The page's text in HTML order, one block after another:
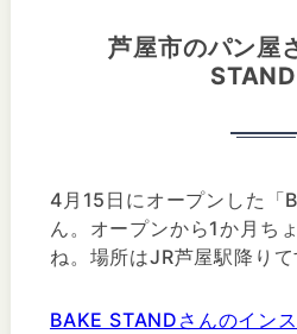
芦屋市のパン屋
STAND
4月15日にオープンした「
ん。オープンから1か月ち
ね。場所はJR芦屋駅降りて
BAKE STANDさんのイン